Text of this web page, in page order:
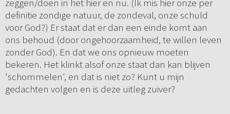
zeggen/doen in het hier en nu. (Ik mis hier onze per
definitie zondige natuur, de zondeval, onze schuld
voor God?) Er staat dat er dan een einde komt aan
ons behoud (door ongehoorzaamheid, te willen leven
zonder God). En dat we ons opnieuw moeten
bekeren. Het klinkt alsof onze staat dan kan blijven
'schommelen', en dat is niet zo? Kunt u mijn
gedachten volgen en is deze uitleg zuiver?